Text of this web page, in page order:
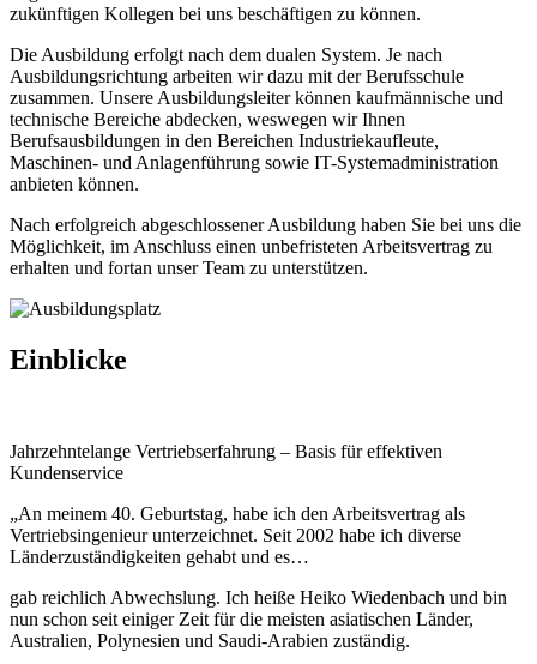
zukünftigen Kollegen bei uns beschäftigen zu können.
Die Ausbildung erfolgt nach dem dualen System. Je nach
Ausbildungsrichtung arbeiten wir dazu mit der Berufsschule
zusammen. Unsere Ausbildungsleiter können kaufmännische und
technische Bereiche abdecken, weswegen wir Ihnen
Berufsausbildungen in den Bereichen Industriekaufleute,
Maschinen- und Anlagenführung sowie IT-Systemadministration
anbieten können.
Nach erfolgreich abgeschlossener Ausbildung haben Sie bei uns die
Möglichkeit, im Anschluss einen unbefristeten Arbeitsvertrag zu
erhalten und fortan unser Team zu unterstützen.
Einblicke
Jahrzehntelange Vertriebserfahrung – Basis für effektiven
Kundenservice
„An meinem 40. Geburtstag, habe ich den Arbeitsvertrag als
Vertriebsingenieur unterzeichnet. Seit 2002 habe ich diverse
Länderzuständigkeiten gehabt und es…
gab reichlich Abwechslung. Ich heiße Heiko Wiedenbach und bin
nun schon seit einiger Zeit für die meisten asiatischen Länder,
Australien, Polynesien und Saudi-Arabien zuständig.